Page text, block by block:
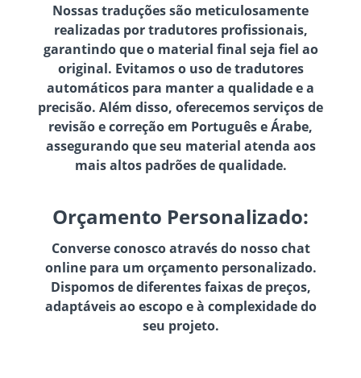
Nossas traduções são meticulosamente
realizadas por tradutores profissionais,
garantindo que o material final seja fiel ao
original. Evitamos o uso de tradutores
automáticos para manter a qualidade e a
precisão. Além disso, oferecemos serviços de
revisão e correção em Português e Árabe,
assegurando que seu material atenda aos
mais altos padrões de qualidade.
Orçamento Personalizado:
Converse conosco através do nosso chat
online para um orçamento personalizado.
Dispomos de diferentes faixas de preços,
adaptáveis ao escopo e à complexidade do
seu projeto.